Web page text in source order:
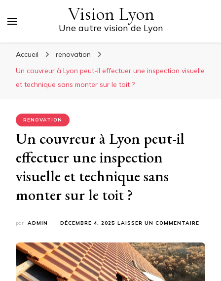
Vision Lyon
Une autre vision de Lyon
Accueil
renovation
Un couvreur à Lyon peut-il effectuer une inspection visuelle
et technique sans monter sur le toit ?
RENOVATION
Un couvreur à Lyon peut-il
effectuer une inspection
visuelle et technique sans
monter sur le toit ?
par ADMIN DÉCEMBRE 4, 2025 LAISSER UN COMMENTAIRE
À
LYON
PEUT-
IL